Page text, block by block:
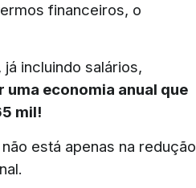
financeiros, o
incluindo salários,
uma economia anual que
mil!
está apenas na redução